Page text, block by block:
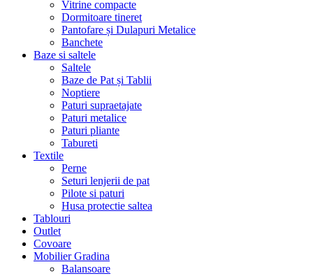
Vitrine compacte
Dormitoare tineret
Pantofare și Dulapuri Metalice
Banchete
Baze si saltele
Saltele
Baze de Pat și Tablii
Noptiere
Paturi supraetajate
Paturi metalice
Paturi pliante
Tabureti
Textile
Perne
Seturi lenjerii de pat
Pilote si paturi
Husa protectie saltea
Tablouri
Outlet
Covoare
Mobilier Gradina
Balansoare